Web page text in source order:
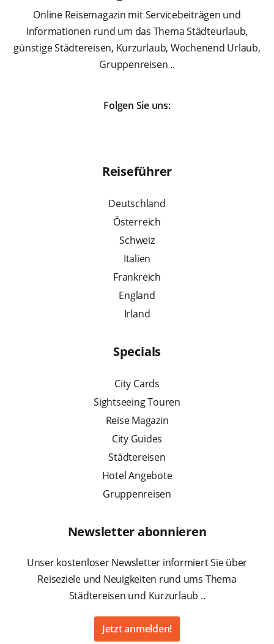
Online Reisemagazin mit Servicebeiträgen und
Informationen rund um das Thema Städteurlaub,
günstige Städtereisen, Kurzurlaub, Wochenend Urlaub,
Gruppenreisen ..
Folgen Sie uns:
Reiseführer
Deutschland
Österreich
Schweiz
Italien
Frankreich
England
Irland
Specials
City Cards
Sightseeing Touren
Reise Magazin
City Guides
Städtereisen
Hotel Angebote
Gruppenreisen
Newsletter abonnieren
Unser kostenloser Newsletter informiert Sie über
Reiseziele und Neuigkeiten rund ums Thema
Städtereisen und Kurzurlaub ..
Jetzt anmelden!